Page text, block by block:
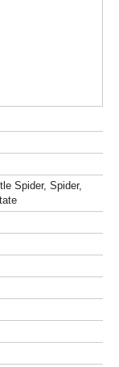
Spider, Spider,